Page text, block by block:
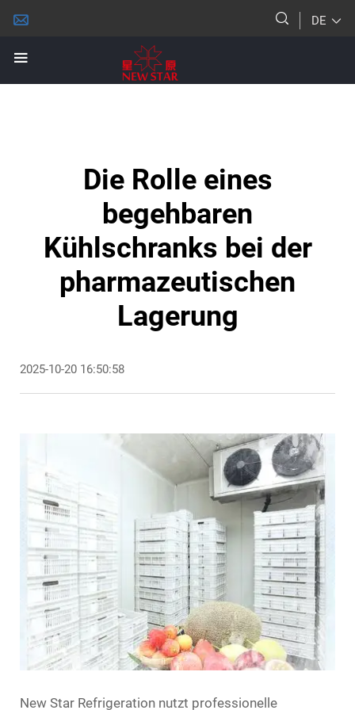
DE
Die Rolle eines
begehbaren
Kühlschranks bei der
pharmazeutischen
Lagerung
2025-10-20 16:50:58
New Star Refrigeration nutzt professionelle